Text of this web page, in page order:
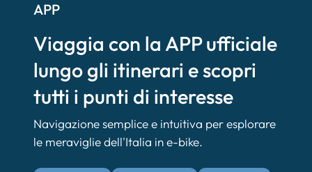
APP
Viaggia con la APP ufficiale
lungo gli itinerari e scopri
tutti i punti di interesse
Navigazione semplice e intuitiva per esplorare
le meraviglie dell'Italia in e-bike.